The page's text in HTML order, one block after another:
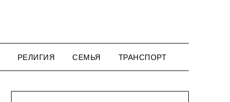
РЕЛИГИЯ СЕМЬЯ ТРАНСПОРТ